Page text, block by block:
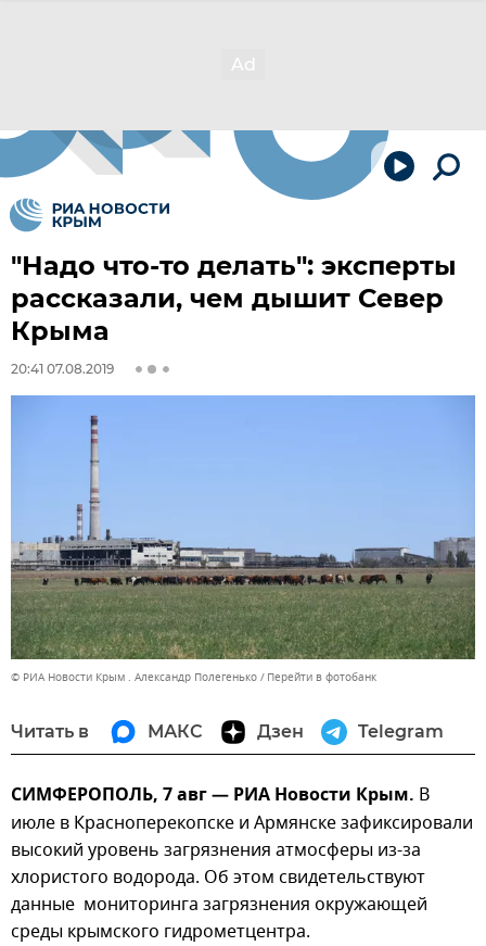
"Надо что-то делать": эксперты
рассказали, чем дышит Север
Крыма
20:41 07.08.2019
© РИА Новости Крым . Александр Полегенько Перейти в фотобанк
Читать в МАКС Дзен Telegram
СИМФЕРОПОЛЬ, 7 авг — РИА Новости Крым. В
июле в Красноперекопске и Армянске зафиксировали
высокий уровень загрязнения атмосферы из-за
хлористого водорода. Об этом свидетельствуют
данные мониторинга загрязнения окружающей
среды крымского гидрометцентра.